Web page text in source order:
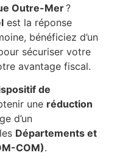
Outre-Mer?
est la réponse
bénéficiez d’un
sécuriser votre
avantage fiscal.
de
une réduction
d’un
Départements et
COM).